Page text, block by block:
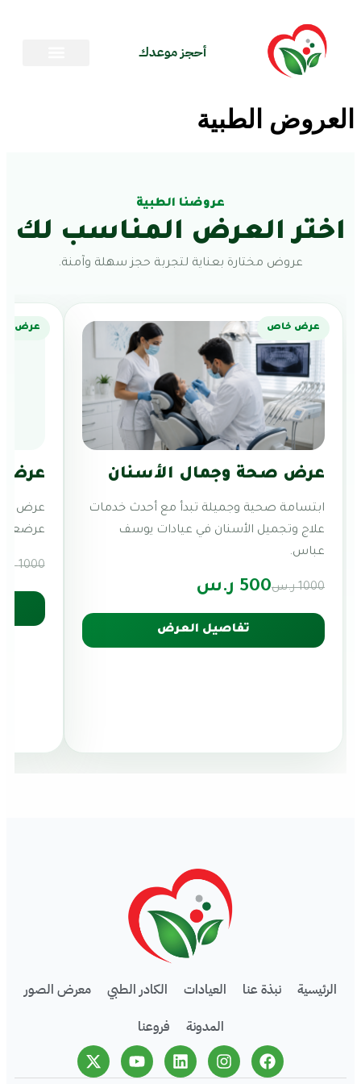
أحجز موعدك
العروض الطبية
عروضنا الطبية
اختر العرض المناسب لك
عروض مختارة بعناية لتجربة حجز سهلة وآمنة.
عرض خاص
عرض صحة وجمال الأسنان
ابتسامة صحية وجميلة تبدأ مع أحدث خدمات
علاج وتجميل الأسنان في عيادات يوسف
عباس.
1000 ر.س 500 ر.س
تفاصيل العرض
عرض
عرض
عرض
1000 ر.س
الرئيسية نبذة عنا العيادات الكادر الطبي
معرض الصور
المدونة
فروعنا